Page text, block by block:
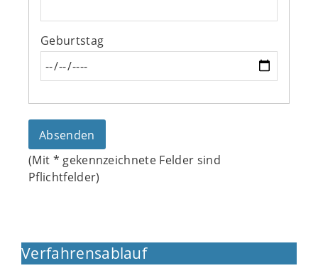
Geburtstag
(Mit * gekennzeichnete Felder sind
Pflichtfelder)
Verfahrensablauf